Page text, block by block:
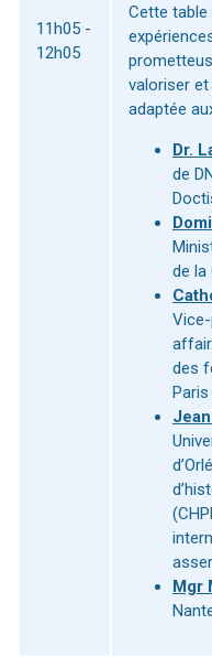
11h05 -
12h05
Cette
valoriser
adaptée
Dr.
de
de la
des
Paris
Jean
Mgr